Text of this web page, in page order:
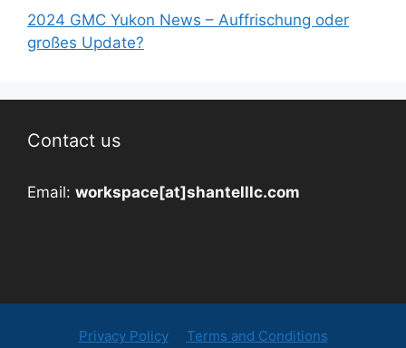
2024 GMC Yukon News – Auffrischung oder
großes Update?
Contact us
Email: workspace[at]shantelllc.com
Privacy Policy Terms and Conditions